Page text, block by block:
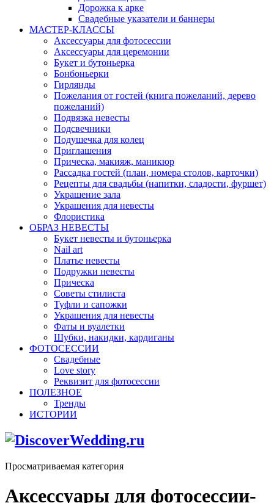
Дорожка к арке
Свадебные указатели и баннеры
МАСТЕР-КЛАССЫ
Аксессуары для фотосессии
Аксессуары для церемонии
Букет и бутоньерка
Бонбоньерки
Гирлянды
Пожелания от гостей (книга пожеланий, дерево
пожеланий)
Подвязка невесты
Подсвечники
Подушечка для колец
Приглашения
Прическа, макияж, маникюр
Рассадка гостей (план, номера столов, карточки)
Рецепты для свадьбы (напитки, сладости, фуршет)
Украшение зала
Украшения для невесты
Флористика
ОБРАЗ НЕВЕСТЫ
Букет невесты и бутоньерка
Nail art
Платье невесты
Подружки невесты
Прическа
Советы стилиста
Туфли и сапожки
Украшения для невесты
Фаты и вуалетки
Шубки, накидки, кардиганы
ФОТОСЕССИИ
Свадебные
Love story
Реквизит для фотосессии
ПОЛЕЗНОЕ
Тренды
ИСТОРИИ
Просматриваемая категория
Аксессуары для фотосессии-